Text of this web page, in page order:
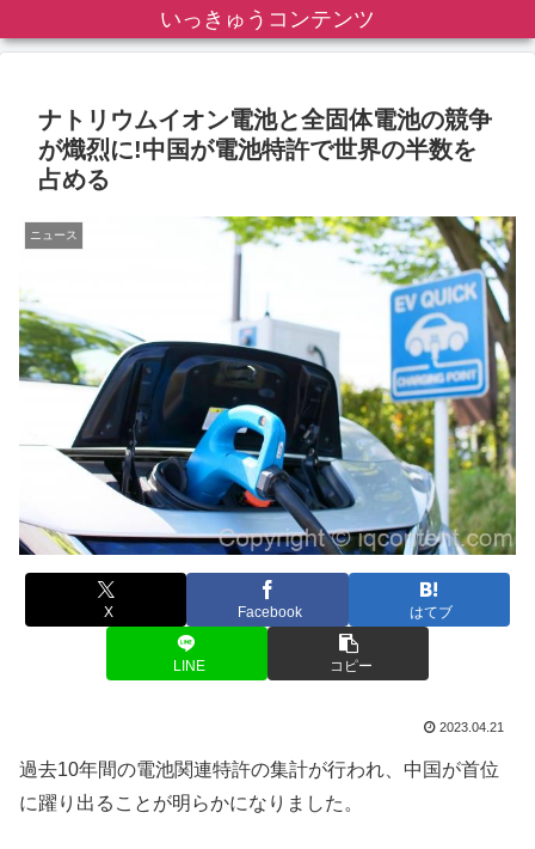
いっきゅうコンテンツ
ナトリウムイオン電池と全固体電池の競争
が熾烈に!中国が電池特許で世界の半数を
占める
ニュース
X Facebook はてブ
LINE コピー
2023.04.21
過去10年間の電池関連特許の集計が行われ、中国が首位
に躍り出ることが明らかになりました。